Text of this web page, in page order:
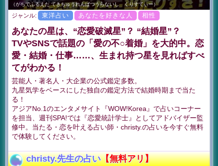
（がちでふるえた てきちゅうれんぱつうらないし くりすてぃー）
ジャンル: 東洋占い あなたを好きな人 相性
あなたの星は、“恋愛破滅星”？ “結婚星”？
TVやSNSで話題の「愛の不○着婚」を大的中。恋
愛・結婚・仕事……、生まれ持つ星を見ればすべ
てがわかる！
芸能人・著名人・大企業の公式鑑定多数。
九星気学をベースにした独自の鑑定方法で結婚時期まで当た
る！
アジアNo.1のエンタメサイト『WOW!Korea』で占いコーナー
を担当、週刊SPA!では『恋愛統計学士』としてアドバイザー監
修中。当たる・恋を叶える占い師・christy.の占いを今すぐ無料
で体験してください。
christy.先生の占い【無料アリ】